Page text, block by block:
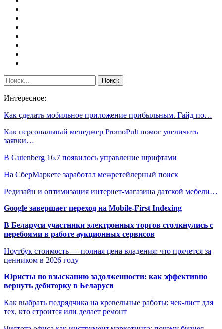
Интересное:
Как сделать мобильное приложение прибыльным. Гайд по…
Как персональный менеджер PromoPult помог увеличить
заявки…
В Gutenberg 16.7 появилось управление шрифтами
На СберМаркете заработал межретейлерный поиск
Редизайн и оптимизация интернет-магазина датской мебели…
Google завершает переход на Mobile-First Indexing
В Беларуси участники электронных торгов столкнулись с
перебоями в работе аукционных сервисов
Ноутбук стоимость — полная цена владения: что прячется за
ценником в 2026 году
Юристы по взысканию задолженности: как эффективно
вернуть дебиторку в Беларуси
Как выбрать подрядчика на кровельные работы: чек-лист для
тех, кто строится или делает ремонт